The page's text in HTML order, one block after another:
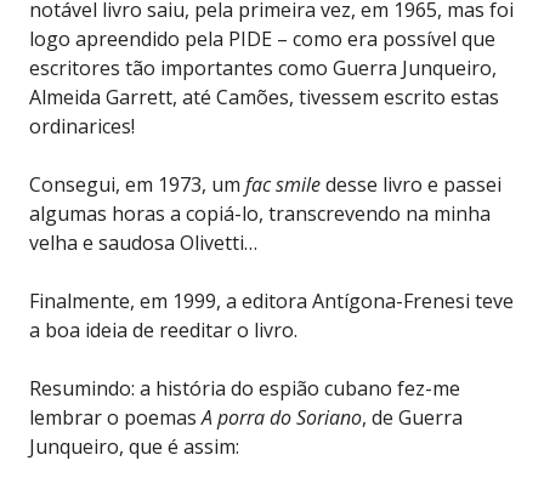
notável livro saiu, pela primeira vez, em 1965, mas foi
logo apreendido pela PIDE – como era possível que
escritores tão importantes como Guerra Junqueiro,
Almeida Garrett, até Camões, tivessem escrito estas
ordinarices!
Consegui, em 1973, um fac smiledesse livro e passei
algumas horas a copiá-lo, transcrevendo na minha
velha e saudosa Olivetti…
Finalmente, em 1999, a editora Antígona-Frenesi teve
a boa ideia de reeditar o livro.
Resumindo: a história do espião cubano fez-me
lembrar o poemasA porra do Soriano, de Guerra
Junqueiro, que é assim: